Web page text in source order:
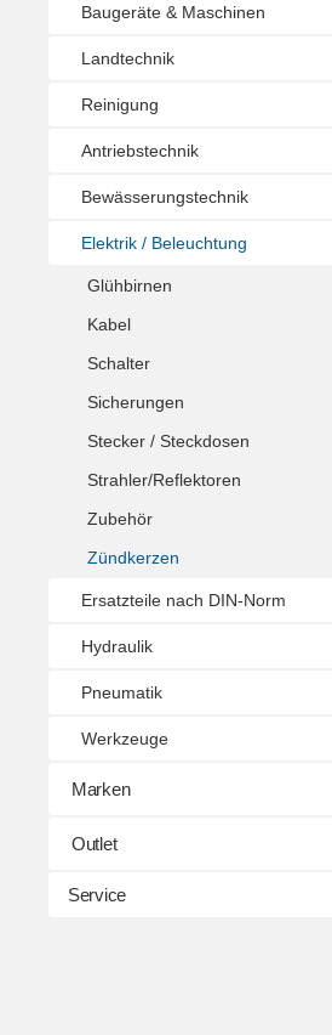
Baugeräte & Maschinen
Landtechnik
Reinigung
Antriebstechnik
Bewässerungstechnik
Elektrik / Beleuchtung
Glühbirnen
Kabel
Schalter
Sicherungen
Stecker / Steckdosen
Strahler/Reflektoren
Zubehör
Zündkerzen
Ersatzteile nach DIN-Norm
Hydraulik
Pneumatik
Werkzeuge
Marken
Outlet
Service